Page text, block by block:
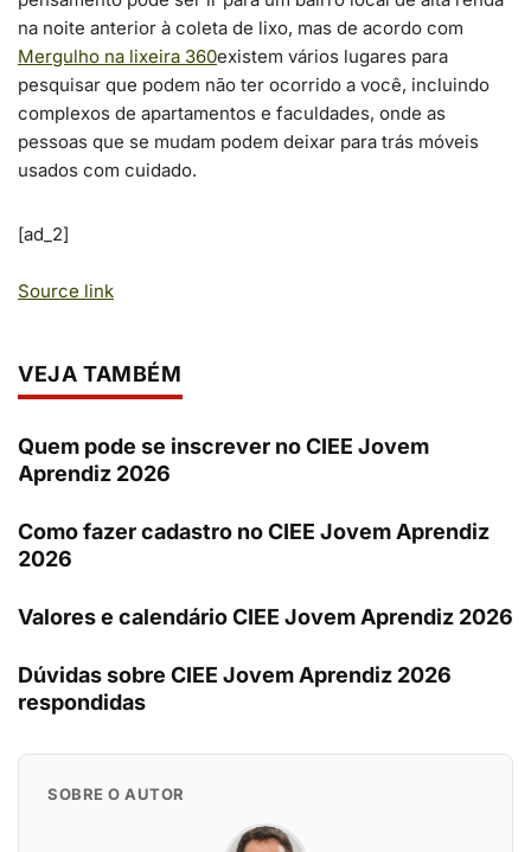
na noite anterior à coleta de lixo, mas de acordo com
Mergulho na lixeira 360existem vários lugares para
pesquisar que podem não ter ocorrido a você, incluindo
complexos de apartamentos e faculdades, onde as
pessoas que se mudam podem deixar para trás móveis
usados ​​​​com cuidado.
[ad_2]
Source link
VEJA TAMBÉM
Quem pode se inscrever no CIEE Jovem
Aprendiz 2026
Como fazer cadastro no CIEE Jovem Aprendiz
2026
Valores e calendário CIEE Jovem Aprendiz 2026
Dúvidas sobre CIEE Jovem Aprendiz 2026
respondidas
SOBRE O AUTOR